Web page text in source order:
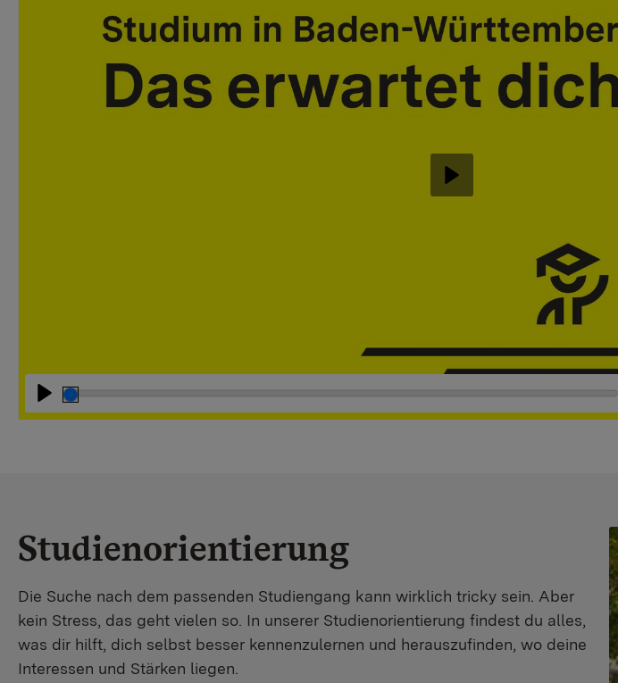
Abspielen
Abspielen
Studienorientierung
Die Suche nach dem passenden Studiengang kann wirklich tricky sein. Aber
kein Stress, das geht vielen so. In unserer Studienorientierung findest du alles,
was dir hilft, dich selbst besser kennenzulernen und herauszufinden, wo deine
Interessen und Stärken liegen.